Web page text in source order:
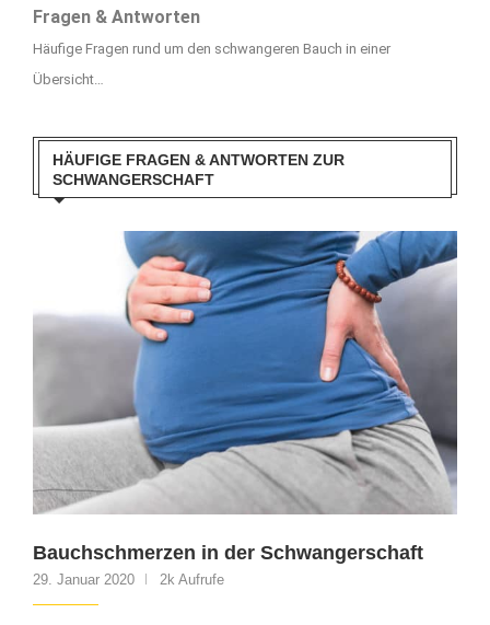
Fragen & Antworten
Häufige Fragen rund um den schwangeren Bauch in einer
Übersicht…
HÄUFIGE FRAGEN & ANTWORTEN ZUR
SCHWANGERSCHAFT
Bauchschmerzen in der Schwangerschaft
29. Januar 2020 2k Aufrufe